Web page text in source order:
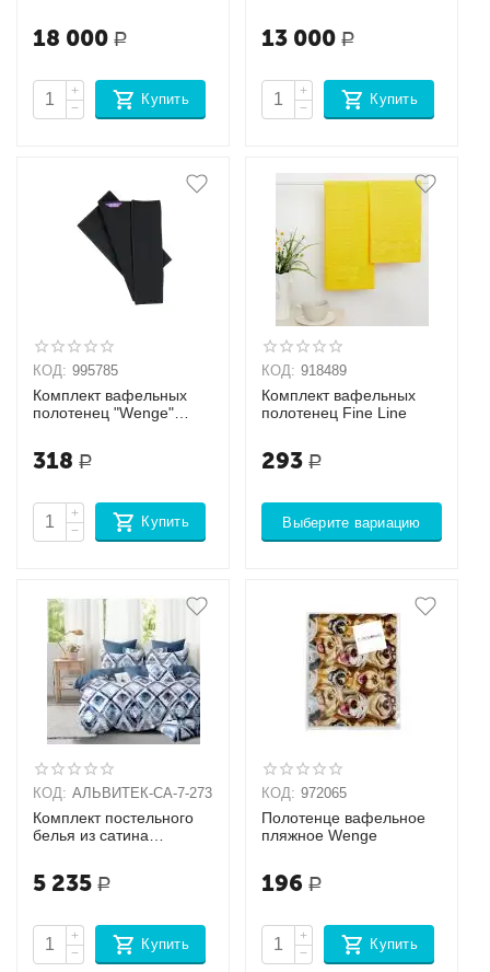
18 000 Р
+
−
Купить
13 000 Р
+
−
Купить
КОД: 995785
Комплект вафельных
полотенец "Wenge"
318 Р
+
−
Купить
КОД: 918489
Комплект вафельных
полотенец Fine Line
293 Р
Выберите вариацию
КОД: АЛЬВИТЕК-CA-7-273
Комплект постельного
белья из сатина
(50х70х2шт)
5 235 Р
+
−
Купить
КОД: 972065
Полотенце вафельное
пляжное Wenge
196 Р
+
−
Купить